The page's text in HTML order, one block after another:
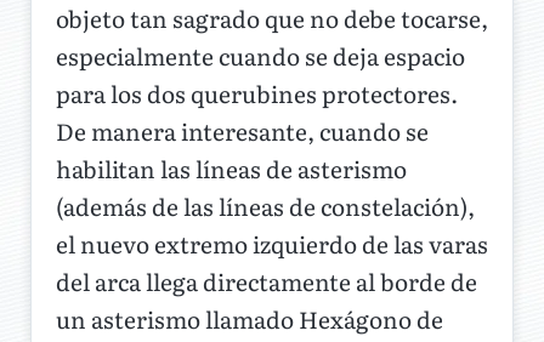
objeto tan sagrado que no debe tocarse,
especialmente cuando se deja espacio
para los dos querubines protectores.
De manera interesante, cuando se
habilitan las líneas de asterismo
(además de las líneas de constelación),
el nuevo extremo izquierdo de las varas
del arca llega directamente al borde de
un asterismo llamado Hexágono de